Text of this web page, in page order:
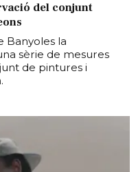
del conjunt
Banyoles la
sèrie de mesures
de pintures i